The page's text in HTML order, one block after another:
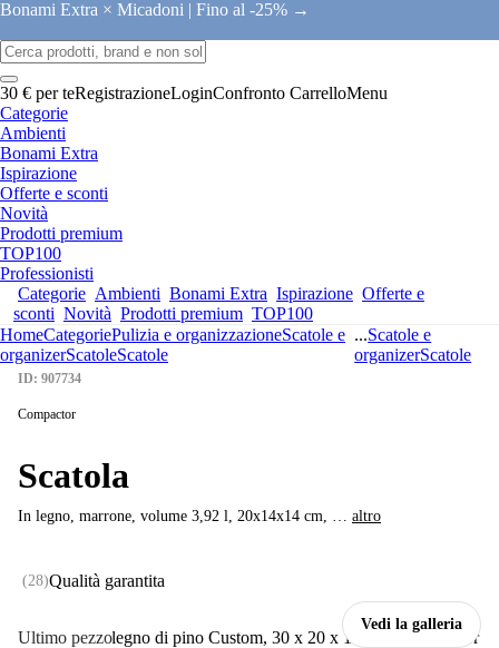
Bonami Extra × Micadoni | Fino al -25% →
30 € per teRegistrazioneLoginConfronto CarrelloMenu
Categorie
Ambienti
Bonami Extra
Ispirazione
Offerte e sconti
Novità
Prodotti premium
TOP100
Professionisti
Categorie Ambienti Bonami Extra Ispirazione Offerte e
sconti Novità Prodotti premium TOP100
HomeCategoriePulizia e organizzazioneScatole e
organizerScatoleScatole
...Scatole e
organizerScatole
Vedi la galleria
Ultimo pezzo
ID: 907734
Compactor
Scatola
In legno, marrone, volume 3,92 l, 20x14x14 cm, … altro
(28)Qualità garantita